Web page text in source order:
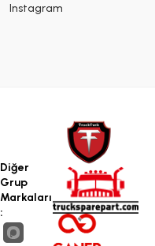
Instagram
Diğer
Grup
Markaları
: